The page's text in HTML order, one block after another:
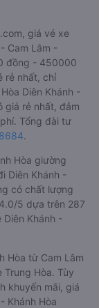
giá vé xe
Cam Lâm -
đồng - 450000
rẻ nhất, chỉ
Diên Khánh -
giá rẻ nhất, đảm
Tổng đài tư
.
Hòa giường
Diên Khánh -
có chất lượng
5 dựa trên 287
Khánh -
Hòa từ Cam Lâm
Hòa. Tùy
khuyến mãi, giá
Khánh Hòa